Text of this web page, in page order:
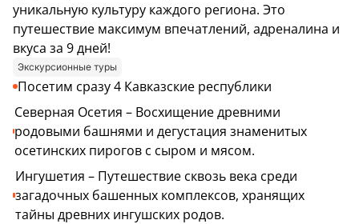
уникальную культуру каждого региона. Это
путешествие максимум впечатлений, адреналина и
вкуса за 9 дней!
Экскурсионные туры
Посетим сразу 4 Кавказские республики
Северная Осетия – Восхищение древними
родовыми башнями и дегустация знаменитых
осетинских пирогов с сыром и мясом.
Ингушетия – Путешествие сквозь века среди
загадочных башенных комплексов, хранящих
тайны древних ингушских родов.